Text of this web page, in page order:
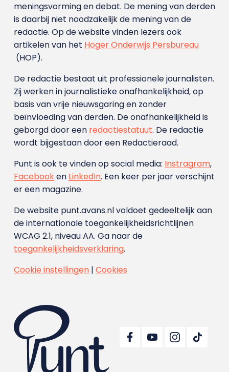
meningsvorming en debat. De mening van derden
is daarbij niet noodzakelijk de mening van de
redactie. Op de website vinden lezers ook
artikelen van het Hoger Onderwijs Persbureau
(HOP).
De redactie bestaat uit professionele journalisten.
Zij werken in journalistieke onafhankelijkheid, op
basis van vrije nieuwsgaring en zonder
beïnvloeding van derden. De onafhankelijkheid is
geborgd door een redactiestatuut. De redactie
wordt bijgestaan door een Redactieraad.
Punt is ook te vinden op social media: Instragram,
Facebooken LinkedIn. Een keer per jaar verschijnt
er een magazine.
De website punt.avans.nl voldoet gedeeltelijk aan
de internationale toegankelijkheidsrichtlijnen
WCAG 2.1, niveau AA. Ga naar de
toegankelijkheidsverklaring.
Cookie instellingen| Cookies